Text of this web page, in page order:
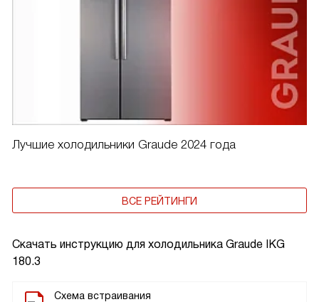
Скачать инструкцию для холодильника Graude IKG
180.3
Схема встраивания
Лучшие холодильники Graude 2024 года
ВСЕ РЕЙТИНГИ